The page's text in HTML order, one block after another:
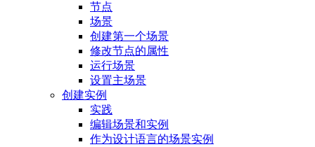
节点
场景
创建第一个场景
修改节点的属性
运行场景
设置主场景
创建实例
实践
编辑场景和实例
作为设计语言的场景实例